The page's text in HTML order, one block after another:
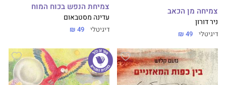
צמיחה מן הכאב
ניר דורון
דיגיטלי 49 ₪
צמיחת הנפש בכוח המוח
עדינה מסטבאום
דיגיטלי 49 ₪